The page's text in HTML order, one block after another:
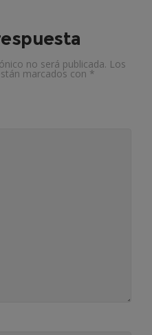
no será publicada. Los
marcados con *